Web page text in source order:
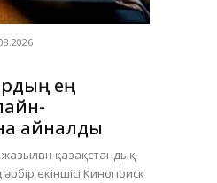
ең
айналды
қазақстандық
екіншісі Кинопоиск